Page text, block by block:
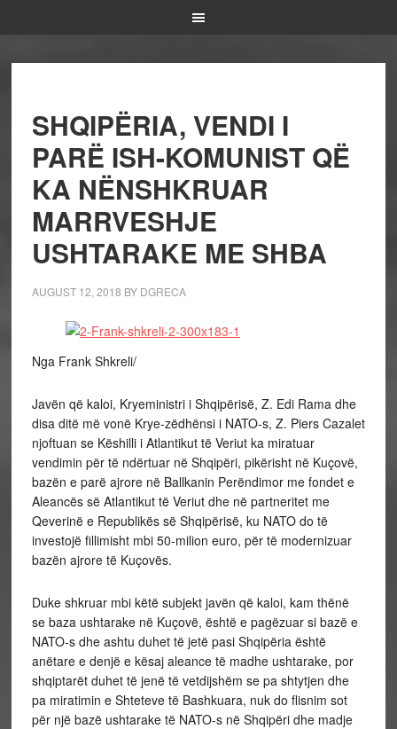
SHQIPËRIA, VENDI I
PARË ISH-KOMUNIST QË
KA NËNSHKRUAR
MARRVESHJE
USHTARAKE ME SHBA
AUGUST 12, 2018 BY DGRECA
Nga Frank Shkreli/
Javën që kaloi, Kryeministri i Shqipërisë, Z. Edi Rama dhe
disa ditë më vonë Krye-zëdhënsi i NATO-s, Z. Piers Cazalet
njoftuan se Këshilli i Atlantikut të Veriut ka miratuar
vendimin për të ndërtuar në Shqipëri, pikërisht në Kuçovë,
bazën e parë ajrore në Ballkanin Perëndimor me fondet e
Aleancës së Atlantikut të Veriut dhe në partneritet me
Qeverinë e Republikës së Shqipërisë, ku NATO do të
investojë fillimisht mbi 50-milion euro, për të modernizuar
bazën ajrore të Kuçovës.
Duke shkruar mbi këtë subjekt javën që kaloi, kam thënë
se baza ushtarake në Kuçovë, është e pagëzuar si bazë e
NATO-s dhe ashtu duhet të jetë pasi Shqipëria është
anëtare e denjë e kësaj aleance të madhe ushtarake, por
shqiptarët duhet të jenë të vetdijshëm se pa shtytjen dhe
pa miratimin e Shteteve të Bashkuara, nuk do flisnim sot
për një bazë ushtarake të NATO-s në Shqipëri dhe madje